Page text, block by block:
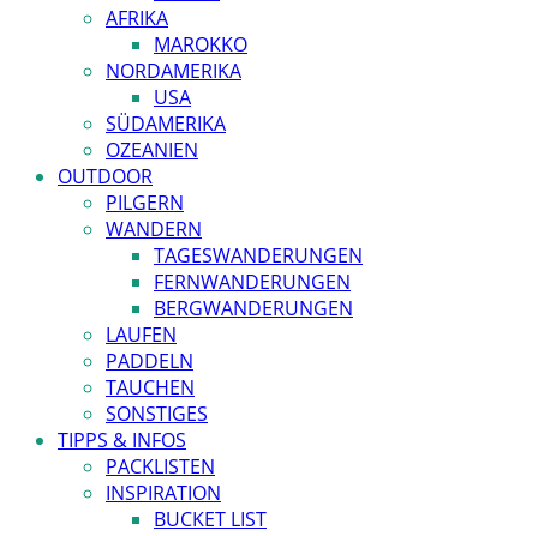
AFRIKA
MAROKKO
NORDAMERIKA
USA
SÜDAMERIKA
OZEANIEN
OUTDOOR
PILGERN
WANDERN
TAGESWANDERUNGEN
FERNWANDERUNGEN
BERGWANDERUNGEN
LAUFEN
PADDELN
TAUCHEN
SONSTIGES
TIPPS & INFOS
PACKLISTEN
INSPIRATION
BUCKET LIST